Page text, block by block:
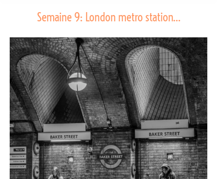
Semaine 9: London metro station…